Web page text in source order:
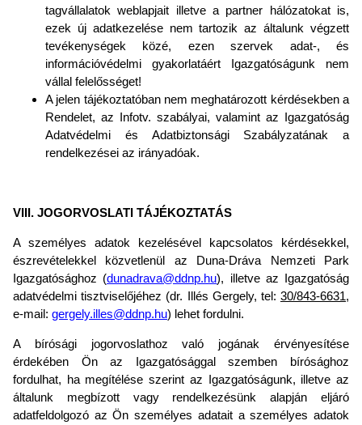
tagvállalatok weblapjait illetve a partner hálózatokat is,
ezek új adatkezelése nem tartozik az általunk végzett
tevékenységek közé, ezen szervek adat-, és
információvédelmi gyakorlatáért Igazgatóságunk nem
vállal felelősséget!
A jelen tájékoztatóban nem meghatározott kérdésekben a
Rendelet, az Infotv. szabályai, valamint az Igazgatóság
Adatvédelmi és Adatbiztonsági Szabályzatának a
rendelkezései az irányadóak.
VIII. JOGORVOSLATI TÁJÉKOZTATÁS
A személyes adatok kezelésével kapcsolatos kérdésekkel,
észrevételekkel közvetlenül az Duna-Dráva Nemzeti Park
Igazgatósághoz (dunadrava@ddnp.hu), illetve az Igazgatóság
adatvédelmi tisztviselőjéhez (dr. Illés Gergely, tel: 30/843-6631,
e-mail: gergely.illes@ddnp.hu) lehet fordulni.
A bírósági jogorvoslathoz való jogának érvényesítése
érdekében Ön az Igazgatósággal szemben bírósághoz
fordulhat, ha megítélése szerint az Igazgatóságunk, illetve az
általunk megbízott vagy rendelkezésünk alapján eljáró
adatfeldolgozó az Ön személyes adatait a személyes adatok